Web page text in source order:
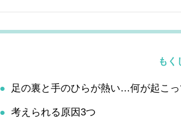
もく
足の裏と手のひらが熱い…何が起こっ
考えられる原因3つ